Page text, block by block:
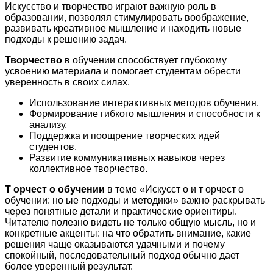
Искусство и творчество играют важную роль в
образовании, позволяя стимулировать воображение,
развивать креативное мышление и находить новые
подходы к решению задач.
Творчество в обучении способствует глубокому
усвоению материала и помогает студентам обрести
уверенность в своих силах.
Использование интерактивных методов обучения.
Формирование гибкого мышления и способности к
анализу.
Поддержка и поощрение творческих идей
студентов.
Развитие коммуникативных навыков через
коллективное творчество.
Т орчест о обучении в теме «Искусст о и т орчест о
обучении: но ые подходы и методики» важно раскрывать
через понятные детали и практические ориентиры.
Читателю полезно видеть не только общую мысль, но и
конкретные акценты: на что обратить внимание, какие
решения чаще оказываются удачными и почему
спокойный, последовательный подход обычно дает
более уверенный результат.